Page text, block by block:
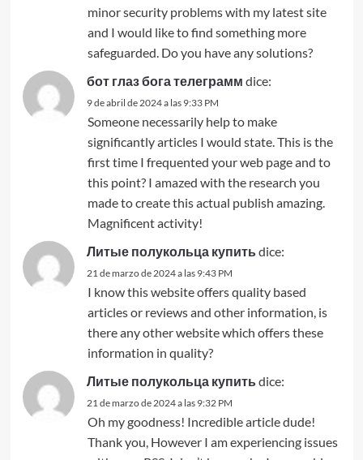
minor security problems with my latest site
and I would like to find something more
safeguarded. Do you have any solutions?
бот глаз бога телеграмм dice:
9 de abril de 2024 a las 9:33 PM
Someone necessarily help to make
significantly articles I would state. This is the
first time I frequented your web page and to
this point? I amazed with the research you
made to create this actual publish amazing.
Magnificent activity!
Литые полукольца купить dice:
21 de marzo de 2024 a las 9:43 PM
I know this website offers quality based
articles or reviews and other information, is
there any other website which offers these
information in quality?
Литые полукольца купить dice:
21 de marzo de 2024 a las 9:32 PM
Oh my goodness! Incredible article dude!
Thank you, However I am experiencing issues